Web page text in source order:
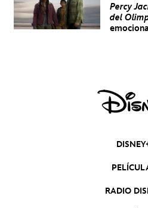
Percy
del
RADIO